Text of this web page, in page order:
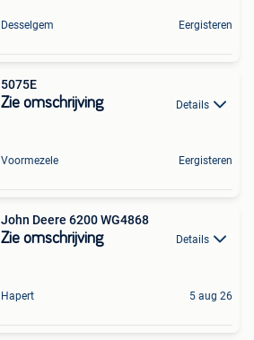
Desselgem Eergisteren
5075E
Zie omschrijving Details
Voormezele Eergisteren
John Deere 6200 WG4868
Zie omschrijving Details
Hapert 5 aug 26